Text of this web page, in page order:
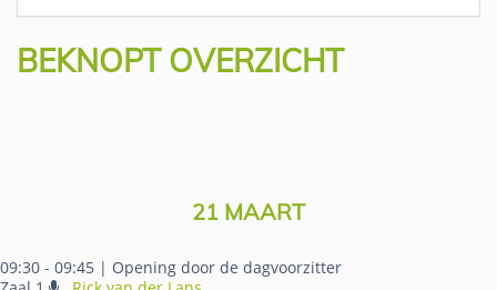
BEKNOPT OVERZICHT
21 MAART
09:30 - 09:45 | Opening door de dagvoorzitter